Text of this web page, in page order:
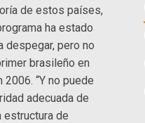
de estos países,
ha estado
despegar, pero no
brasileño en
“Y no puede
adecuada de
estructura de